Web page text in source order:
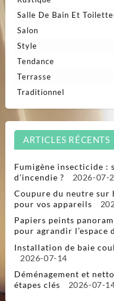
Salle De Bain Et
Salon
Style
Tendance
Terrasse
Traditionnel
ARTICLES RÉCENTS
Fumigène insecticide :
d’incendie ?
2026-07-
Coupure du neutre sur
pour vos appareils
Papiers peints
pour agrandir l’espace
Installation de baie
2026-07-14
Déménagement et
étapes clés
2026-07-